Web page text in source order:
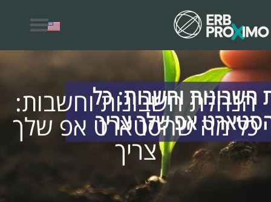
הנהלת חשבונות וחשבות:
כל מה שהסטארט אפ שלך
צריך